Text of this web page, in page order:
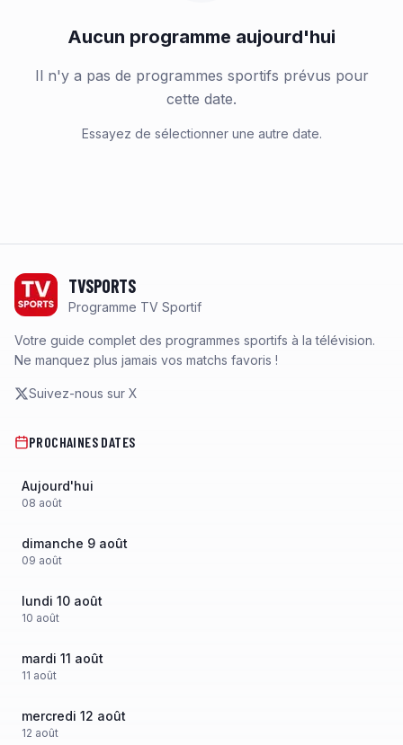
Aucun programme aujourd'hui
Il n'y a pas de programmes sportifs prévus pour
cette date.
Essayez de sélectionner une autre date.
TVSPORTS
Programme TV Sportif
Votre guide complet des programmes sportifs à la télévision.
Ne manquez plus jamais vos matchs favoris !
Suivez-nous sur X
PROCHAINES DATES
Aujourd'hui
08 août
dimanche 9 août
09 août
lundi 10 août
10 août
mardi 11 août
11 août
mercredi 12 août
12 août